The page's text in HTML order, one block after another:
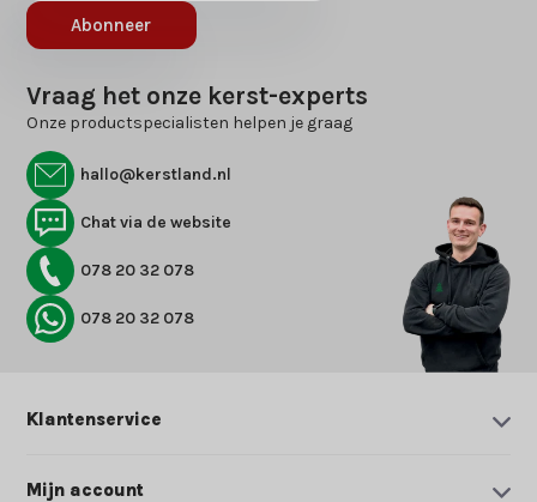
Abonneer
Vraag het onze kerst-experts
Onze productspecialisten helpen je graag
hallo@kerstland.nl
Chat via de website
078 20 32 078
078 20 32 078
Klantenservice
Mijn account